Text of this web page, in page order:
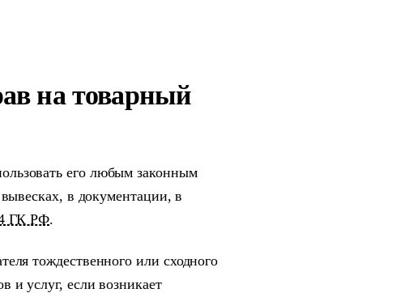
на товарный
его любым законным
в документации, в
ГК РФ.
тождественного или сходного
и услуг, если возникает